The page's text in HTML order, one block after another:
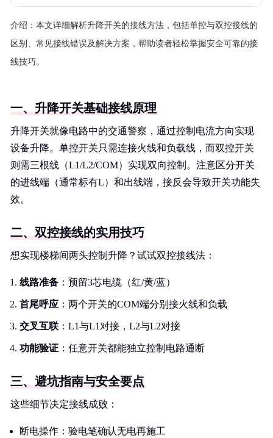
介绍： 本文详细解析升降开关的接线方法，包括单控与双控接线的
区别、常见接线错误及解决方案，帮助读者轻松掌握安全可靠的接
线技巧。
一、升降开关基础接线原理
升降开关就像电路中的交通警察，通过控制电流方向实现
设备升降。单控开关只需连接火线和负载线，而双控开关
则需三根线（L1/L2/COM）实现双向控制。注意区分开关
的进线端（通常标有L）和出线端，接反会导致开关功能失
效。
二、双控接线的实用技巧
想实现楼梯间两头控制升降？试试双控接线法：
线路准备 ：预留3芯电缆（红/黄/蓝）
首尾呼应 ：两个开关的COM端分别接火线和负载
交叉互联 ：L1与L1对接，L2与L2对接
功能验证 ：任意开关都能独立控制电路通断
三、避坑指南与安全要点
这些细节决定接线成败：
断电操作：验电笔确认无电再施工